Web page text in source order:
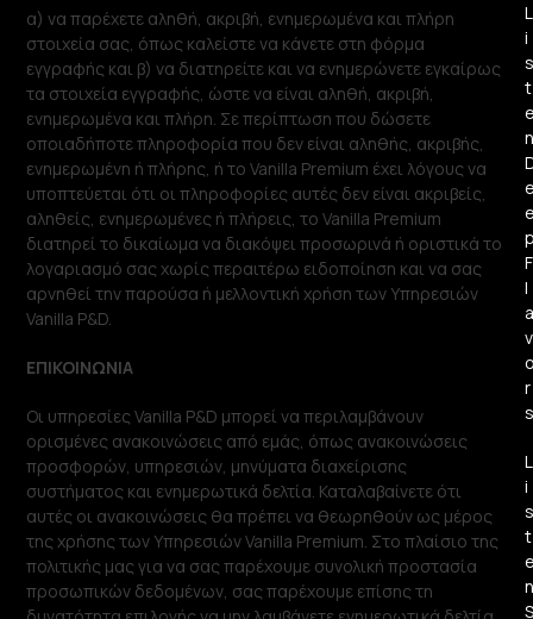
α) να παρέχετε αληθή, ακριβή, ενημερωμένα και πλήρη
στοιχεία σας, όπως καλείστε να κάνετε στη φόρμα
εγγραφής και β) να διατηρείτε και να ενημερώνετε εγκαίρως
τα στοιχεία εγγραφής, ώστε να είναι αληθή, ακριβή,
ενημερωμένα και πλήρη. Σε περίπτωση που δώσετε
οποιαδήποτε πληροφορία που δεν είναι αληθής, ακριβής,
ενημερωμένη ή πλήρης, ή το Vanilla Premium έχει λόγους να
υποπτεύεται ότι οι πληροφορίες αυτές δεν είναι ακριβείς,
αληθείς, ενημερωμένες ή πλήρεις, το Vanilla Premium
διατηρεί το δικαίωμα να διακόψει προσωρινά ή οριστικά το
λογαριασμό σας χωρίς περαιτέρω ειδοποίηση και να σας
αρνηθεί την παρούσα ή μελλοντική χρήση των Υπηρεσιών
Vanilla P&D.
ΕΠΙΚΟΙΝΩΝΙΑ
Οι υπηρεσίες Vanilla P&D μπορεί να περιλαμβάνουν
ορισμένες ανακοινώσεις από εμάς, όπως ανακοινώσεις
προσφορών, υπηρεσιών, μηνύματα διαχείρισης
συστήματος και ενημερωτικά δελτία. Καταλαβαίνετε ότι
αυτές οι ανακοινώσεις θα πρέπει να θεωρηθούν ως μέρος
της χρήσης των Υπηρεσιών Vanilla Premium. Στο πλαίσιο της
πολιτικής μας για να σας παρέχουμε συνολική προστασία
προσωπικών δεδομένων, σας παρέχουμε επίσης τη
L
i
s
t
n
F
l
a
v
r
s
L
i
s
t
n
S